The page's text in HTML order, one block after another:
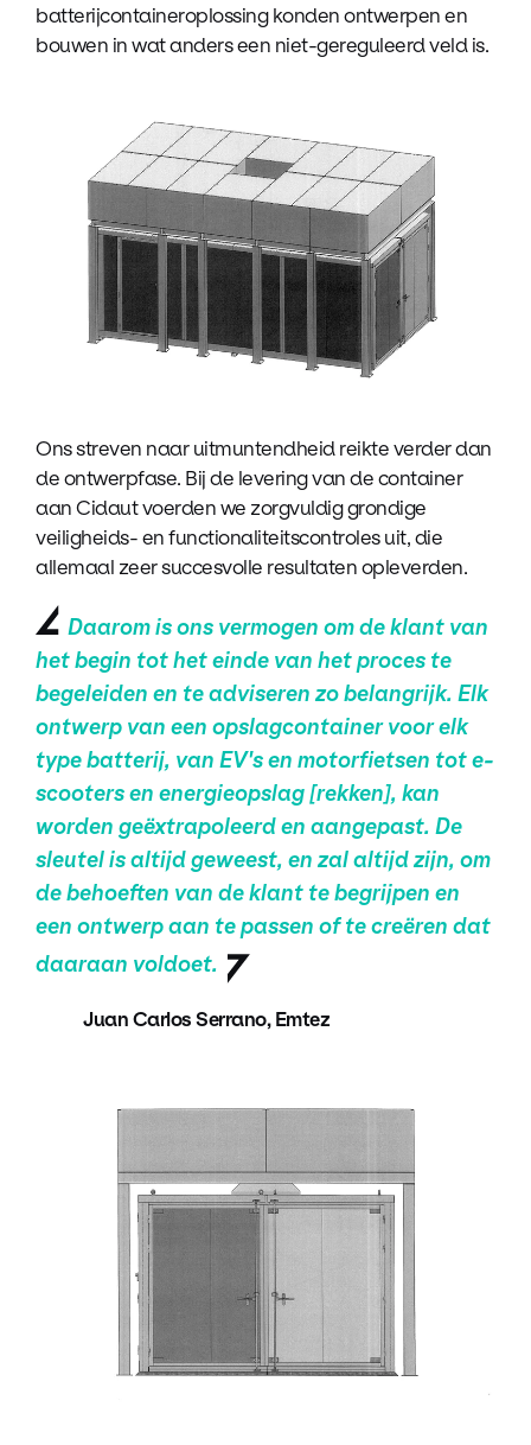
batterijcontaineroplossing konden ontwerpen en
bouwen in wat anders een niet-gereguleerd veld is.
Ons streven naar uitmuntendheid reikte verder dan
de ontwerpfase. Bij de levering van de container
aan Cidaut voerden we zorgvuldig grondige
veiligheids- en functionaliteitscontroles uit, die
allemaal zeer succesvolle resultaten opleverden.
Daarom is ons vermogen om de klant van
het begin tot het einde van het proces te
begeleiden en te adviseren zo belangrijk. Elk
ontwerp van een opslagcontainer voor elk
type batterij, van EV's en motorfietsen tot e-
scooters en energieopslag [rekken], kan
worden geëxtrapoleerd en aangepast. De
sleutel is altijd geweest, en zal altijd zijn, om
de behoeften van de klant te begrijpen en
een ontwerp aan te passen of te creëren dat
daaraan voldoet.
Juan Carlos Serrano, Emtez